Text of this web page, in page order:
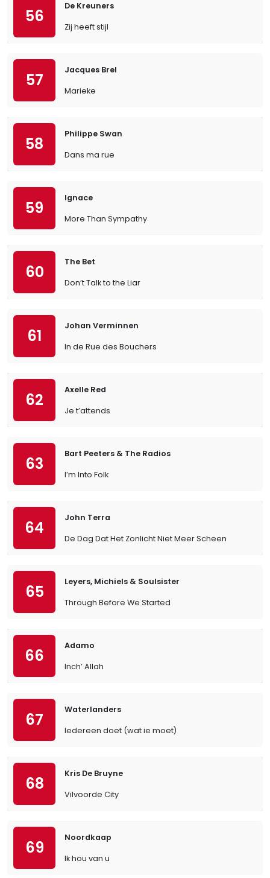
56
De Kreuners
Zij heeft stijl
57
Jacques Brel
Marieke
58
Philippe Swan
Dans ma rue
59
Ignace
More Than Sympathy
60
The Bet
Don’t Talk to the Liar
61
Johan Verminnen
In de Rue des Bouchers
62
Axelle Red
Je t’attends
63
Bart Peeters & The Radios
I’m Into Folk
64
John Terra
De Dag Dat Het Zonlicht Niet Meer Scheen
65
Leyers, Michiels & Soulsister
Through Before We Started
66
Adamo
Inch’ Allah
67
Waterlanders
Iedereen doet (wat ie moet)
68
Kris De Bruyne
Vilvoorde City
69
Noordkaap
Ik hou van u